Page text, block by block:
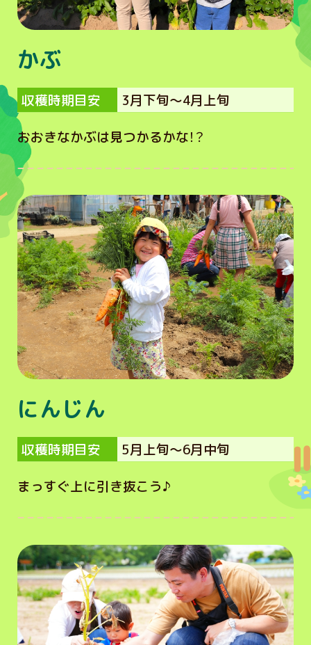
かぶ
収穫時期目安 3月下旬～4月上旬
おおきなかぶは見つかるかな！？
にんじん
収穫時期目安 5月上旬～6月中旬
まっすぐ上に引き抜こう♪